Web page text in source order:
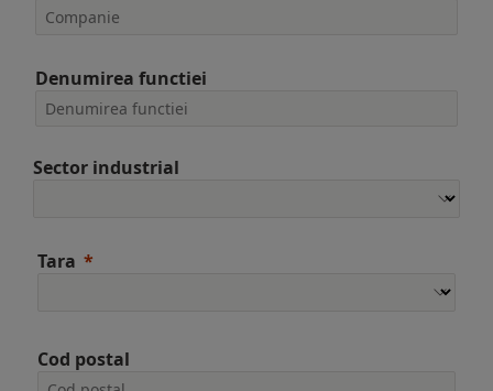
Denumirea functiei
Sector industrial
Tara
Cod postal